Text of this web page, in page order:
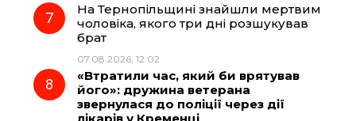
На Тернопільщині знайшли мертвим
чоловіка, якого три дні розшукував
брат
07.08.2026, 12:02
«Втратили час, який би врятував
його»: дружина ветерана
звернулася до поліції через дії